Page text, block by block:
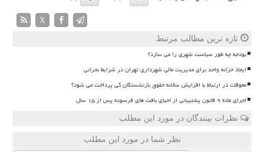
X
تازه ترین مطالب مرتبط
بودجه چه طور سیاست شهری را می سازد؟
ایجاد خزانه واحد برای مدیریت مالی شهرداری تهران در شرایط بحرانی
معوقات در ارتباط با افزایش سالانه حقوق بازنشستگان کی پرداخت می شود؟
اجرای ماده ۹ قانون پشتیبانی از احیای بافت های فرسوده پس از ۱۵ سال
نظرات بینندگان در مورد این مطلب
نظر شما در مورد این مطلب